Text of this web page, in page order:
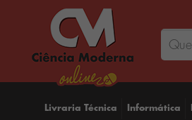
Livraria Técnica Informática